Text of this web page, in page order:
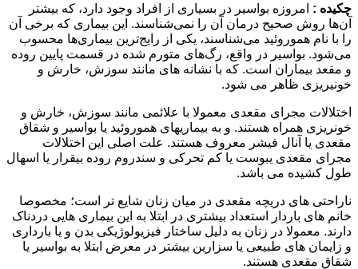
چکیده : امروزه بواسیر در بسیاری از افراد وجود دارد، که بیشتر
آن‌ها روش صحیح درمان آن را نمی‌شناسند. این بیماری که برخی آن
را با نام هموروئید می‌شناسند، یکی از رایج‌ترین بیماری‌ها محسوب
می‌شود. بواسیر در واقع، رگ‌های متورم شده در قسمت پایین روده
و مقعد بیماران است. که با نشانه های مانند سوزش، خارش و
خونیریزی ظاهر می شود.
اختلالات مجرای مقعدی معمولا با علائمی مانند سوزش، خارش و
خونریزی همراه هستند. و به بیماریهای هموروئید یا بواسیر و شقاق
مقعدی یا آنال فیشر معروف هستند. علت اصلی این اختلالات
مجرای مقعدی یبوست یا کم تحرکی و سندروم روده بیقرار یا اسهال
طول کشیده می باشد.
ناراحتی های دریچه مقعدی در میان زنان شایع تر است؛ مخصوصا
خانم های باردار استعداد بیشتری در ابتلا به این بیماری هایی دردناک
دارند. معمولا در زنان به دلیل ساختار فیزیولوژیکی بدن و یا بارداری
و زایمان های طبیعی یا سزارین بیشتر در معرض ابتلا به بواسیر یا
شقاق مقعدی هستند.